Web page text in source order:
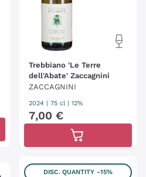
Trebbiano 'Le Terre
dell'Abate' Zaccagnini
ZACCAGNINI
2024 75 cl | 12%
7,00 €
DISC. QUANTITY -15%